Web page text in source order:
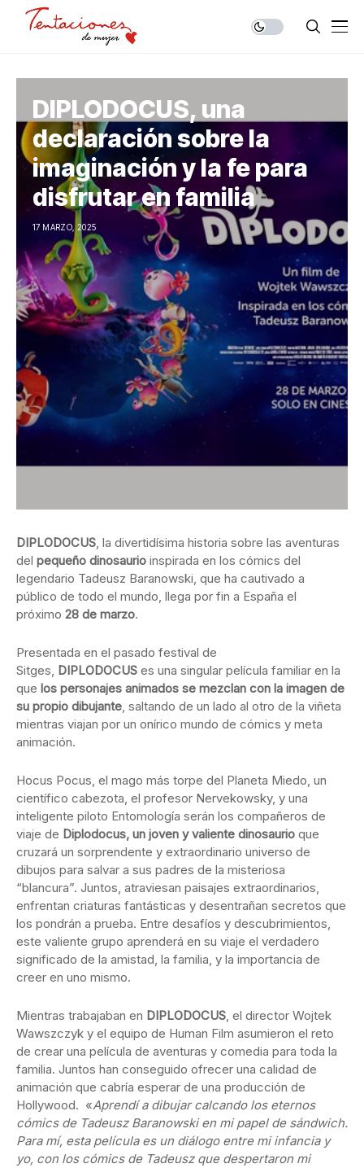
DIPLODOCUS, una
declaración sobre la
imaginación y la fe para
disfrutar en familia
17 MARZO, 2025
DIPLODOCUS, la divertidísima historia sobre las aventuras
del pequeño dinosaurio inspirada en los cómics del
legendario Tadeusz Baranowski, que ha cautivado a
público de todo el mundo, llega por fin a España el
próximo 28 de marzo.
Presentada en el pasado festival de
Sitges, DIPLODOCUS es una singular película familiar en la
que los personajes animados se mezclan con la imagen de
su propio dibujante, saltando de un lado al otro de la viñeta
mientras viajan por un onírico mundo de cómics y meta
animación.
Hocus Pocus, el mago más torpe del Planeta Miedo, un
científico cabezota, el profesor Nervekowsky, y una
inteligente piloto Entomología serán los compañeros de
viaje de Diplodocus, un joven y valiente dinosaurio que
cruzará un sorprendente y extraordinario universo de
dibujos para salvar a sus padres de la misteriosa
“blancura”. Juntos, atraviesan paisajes extraordinarios,
enfrentan criaturas fantásticas y desentrañan secretos que
los pondrán a prueba. Entre desafíos y descubrimientos,
este valiente grupo aprenderá en su viaje el verdadero
significado de la amistad, la familia, y la importancia de
creer en uno mismo.
Mientras trabajaban en DIPLODOCUS, el director Wojtek
Wawszczyk y el equipo de Human Film asumieron el reto
de crear una película de aventuras y comedia para toda la
familia. Juntos han conseguido ofrecer una calidad de
animación que cabría esperar de una producción de
Hollywood. «Aprendí a dibujar calcando los eternos
cómics de Tadeusz Baranowski en mi papel de sándwich.
Para mí, esta película es un diálogo entre mi infancia y
yo, con los cómics de Tadeusz que despertaron mi